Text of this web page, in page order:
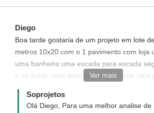
valores e serviços disponíveis:
Diego
Boa tarde gostaria de um projeto em lote
metros 10x20 com o 1 pavimento com loja
uma banheira uma escada para escada
e no fundo uma área de lazer de com uma
churrasqueira
Ver mais
Soprojetos
Olá Diego, Para uma melhor analise de